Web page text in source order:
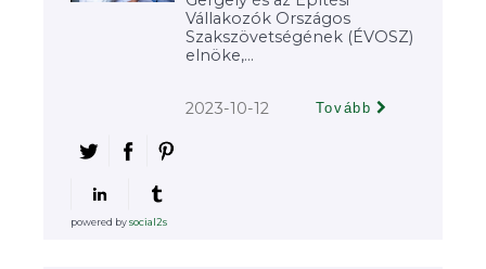
Vállakozók Országos
Szakszövetségének (ÉVOSZ)
elnöke,...
2023-10-12 Tovább
powered bysocial2s